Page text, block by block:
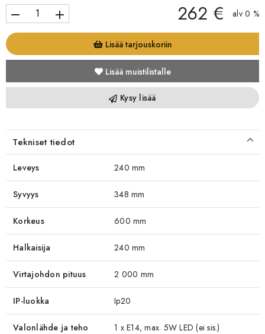
remove add 262 € alv 0 %
Lisää tarjouskoriin
Lisää muistilistalle
Kysy lisää
Tekniset tiedot
Leveys 240 mm
Syvyys 348 mm
Korkeus 600 mm
Halkaisija 240 mm
Virtajohdon pituus 2 000 mm
IP-luokka Ip20
Valonlähde ja teho 1 x E14, max. 5W LED (ei sis.)